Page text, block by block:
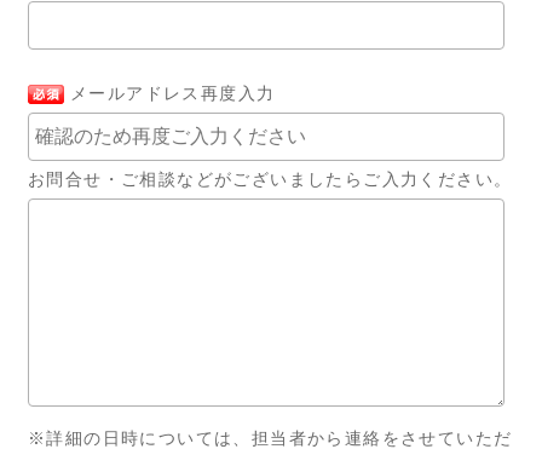
メールアドレス再度入力
お問合せ・ご相談などがございましたらご入力ください。
※詳細の日時については、担当者から連絡をさせていただ